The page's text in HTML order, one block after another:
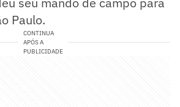
Paulo.
CONTINUA
APÓS A
PUBLICIDADE